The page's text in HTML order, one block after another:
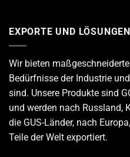
EXPORTE UND LÖSUNGEN
Wir bieten
Bedürfnisse der Industrie
sind. Unsere Produkte sind
und werden nach Russland,
die GUS-Länder, nach
Teile der Welt exportiert.